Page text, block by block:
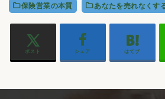
保険営業の本質 あなたを売れなくす
ポスト シェア はてブ